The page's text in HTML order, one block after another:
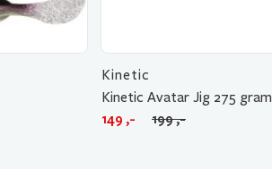
Kinetic
Kinetic Avatar Jig 275 gram
199,-
Opprinnelig
149 ,-
Nåværende